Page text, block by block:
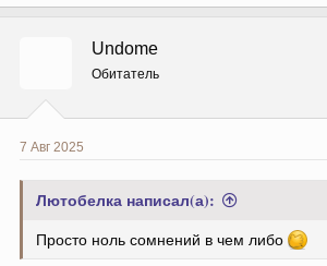
Undome
Обитатель
7 Авг 2025
Лютобелка написал(а):
Просто ноль сомнений в чем либо